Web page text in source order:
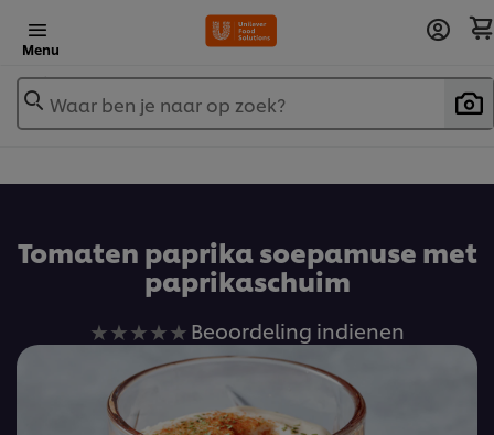
Menu
Waar ben je naar op zoek?
Tomaten paprika soepamuse met
paprikaschuim
Geen
beoordelingen
ingediend
voor
Beoordeling indienen